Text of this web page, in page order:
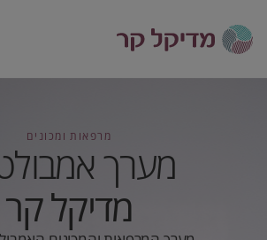
מרפאות ומכונים
מערך
מדיקל קר